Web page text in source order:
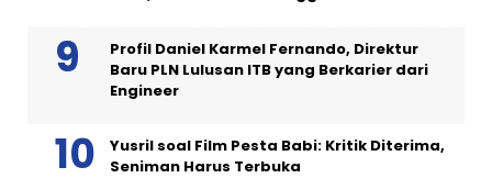
Profil Daniel Karmel Fernando, Direktur
Baru PLN Lulusan ITB yang Berkarier dari
Engineer
Yusril soal Film Pesta Babi: Kritik Diterima,
Seniman Harus Terbuka